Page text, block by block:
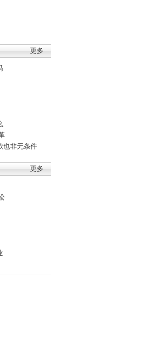
更多
也非无条件
更多